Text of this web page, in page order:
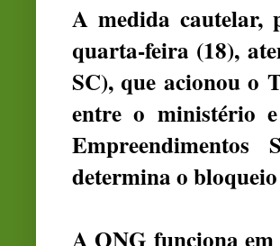
A medida cautelar,
quarta-feira (18),
SC), que acionou o
entre o ministério
determina o
A ONG funciona